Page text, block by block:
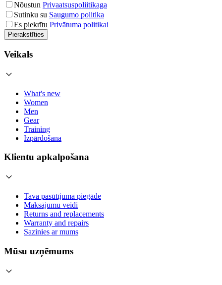
Nõustun Privaatsuspoliitikaga
Sutinku su Saugumo politika
Es piekrītu Privātuma politikai
Pierakstīties
Veikals
What's new
Women
Men
Gear
Training
Izpārdošana
Klientu apkalpošana
Tava pasūtījuma piegāde
Maksājumu veidi
Returns and replacements
Warranty and repairs
Sazinies ar mums
Mūsu uzņēmums